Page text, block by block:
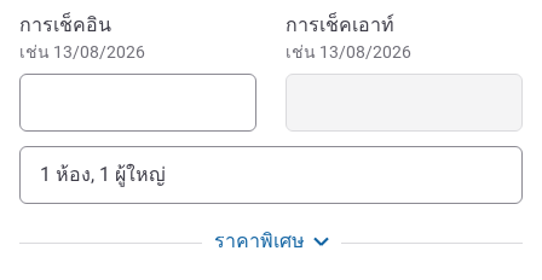
Fairmont Seoul เป็นจุดหมายปลายทางสุดหรูระดับห้าดาวที่มี
ห้องพักและห้องสวีท 308 ห้อง พร้อมร้านอาหารและบาร์
รูฟท็อปวิวพาโนรามา ร้านอาหารที่เปิดให้บริการตลอดทั้งวัน
พบปะกับเพื่อนๆ ที่น่าจดจํา Fairmont Seoul Hotel มอบสิ่ง
อำนวยความสะดวกเพื่อการพักผ่อนที่ทันสมัย ไม่ว่าจะเป็น
สระว่ายน้ำ ศูนย์ออกกำลังกาย และสปา พร้อมพื้นที่จัดงานอัน
หลากหลายรูปแบบ ถ่ายทอดนิยามใหม่ของความหรูหรา
จองโรงแรมนี้
การเช็คอิน
เช่น 13/08/2026
การเช็คเอาท์
เช่น 13/08/2026
1 ห้อง, 1 ผู้ใหญ่
ราคาพิเศษ